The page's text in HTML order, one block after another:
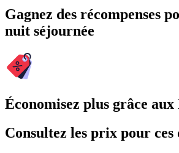
Gagnez des récompenses
nuit séjournée
Économisez plus grâce
Consultez les prix pour ces